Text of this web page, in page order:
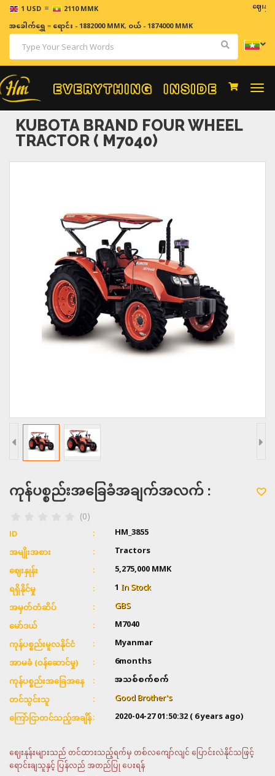
1 USD = 2110 MMK ဈေးနှုန်း
အခေါက်ရွှေ=ရောင်း - 1882000 MMK, ဝယ် - 1874000 MMK
KUBOTA BRAND FOUR WHEEL
TRACTOR ( M7040)
ကုန်ပစ္စည်းအခြေခံအချက်အလက် :
(0)
ID HM_3855
အမျိုးအစား Tractors
ဈေးနှုန်း 5,275,000 MMK
ရရှိနိုင်မှု 1In Stock
အမှတ်တံဆိပ် GBS
မော်ဒယ် M7040
ကုန်ပစ္စည်းမူလနိုင်ငံ Myanmar
အာမခံ (ဝန်ဆောင်မှု) 6months
ကုန်ပစ္စည်းအခြေအနေ အသစ်စက်စက်
တင်သွင်းသူ Good Brother's
ကြော်ငြာတင်သည့်အချိန် 2020-04-27 01:50:32( 6 years ago)
ဈေးနုန်းများသည် တင်ထားသည့်ရက်မှ တစ်လကျော်လျင် ပြောင်းလဲနိုင်သဖြင့်
ရောင်းချသူနှင့် ပြန်လည် အတည်ပြု ပေးရန်